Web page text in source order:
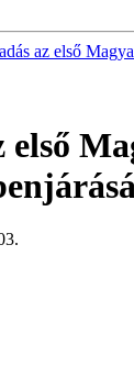
az első
első